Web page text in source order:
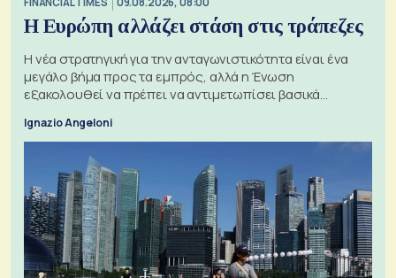
Η Ευρώπη αλλάζει στάση στις τράπεζες
Η νέα στρατηγική για την ανταγωνιστικότητα είναι ένα
μεγάλο βήμα προς τα εμπρός, αλλά η Ένωση
εξακολουθεί να πρέπει να αντιμετωπίσει βασικά
Ignazio Angeloni